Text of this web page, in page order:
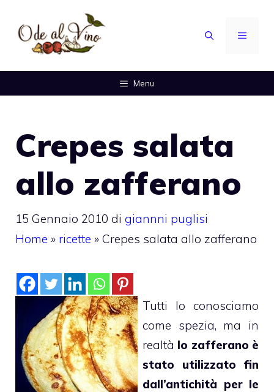
contenuto
MENU
Menu
Crepes salata
allo zafferano
15 Gennaio 2010 di giannni puglisi
Home » ricette » Crepes salata allo zafferano
Tutti lo conosciamo
come spezia, ma in
realtà lo zafferano è
stato utilizzato fin
dall’antichità per le